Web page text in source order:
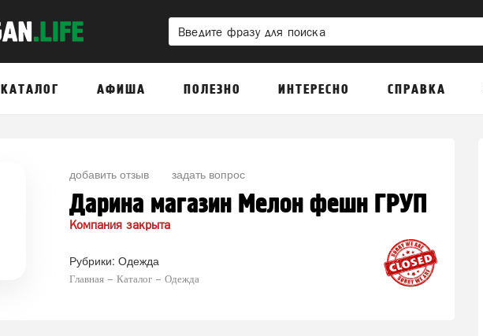
КАТАЛОГ АФИША ПОЛЕЗНО ИНТЕРЕСНО СПРАВКА
добавить отзыв задать вопрос
Дарина магазин Мелон фешн ГРУП
Компания закрыта
Рубрики: Одежда
Главная Каталог Одежда